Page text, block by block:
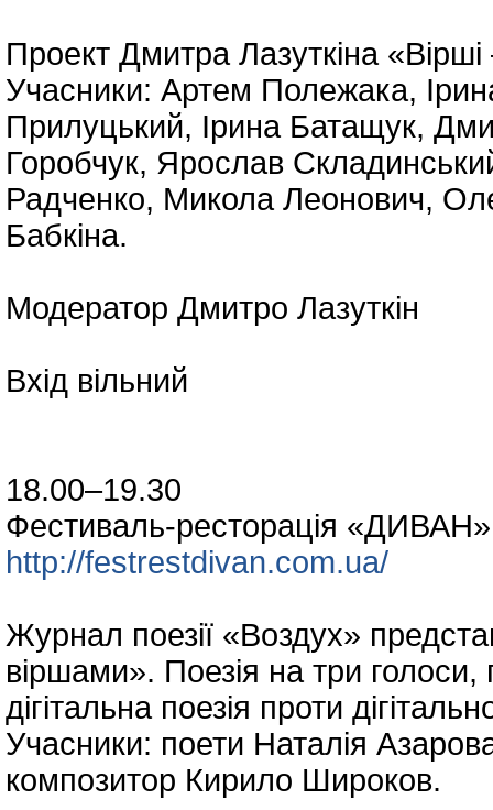
Проект Дмитра Лазуткіна
Учасники: Артем Полежака,
Прилуцький, Ірина Батащук,
Горобчук, Ярослав
Радченко, Микола Леонович,
Бабкіна.
Модератор Дмитро Лазуткін
Вхід вільний
18.00–19.30
Фестиваль-ресторація
http://festrestdivan.com.ua/
Журнал поезії «Воздух»
віршами». Поезія на три
дігітальна поезія проти
Учасники: поети Наталія
композитор Кирило Широков.